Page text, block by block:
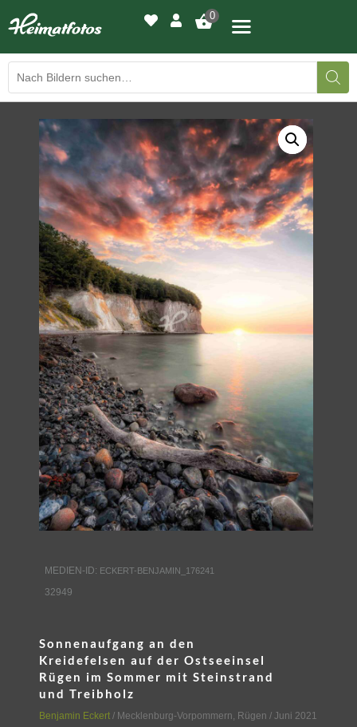
0
BILDERGALERIE
DRUCKQUALITÄTEN
LED-LEUCHTBILDER
WIR DRUCKEN IHR BILD
AUSSTELLUNGEN
HEIMATLICHTER
KONTAKT
MEDIEN-ID: ECKERT-BENJAMIN_176241
32949
Sonnenaufgang an den
Kreidefelsen auf der Ostseeinsel
Rügen im Sommer mit Steinstrand
und Treibholz
Benjamin Eckert / Mecklenburg-Vorpommern, Rügen / Juni 2021